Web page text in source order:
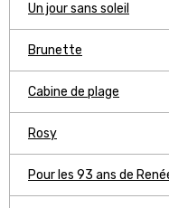
Un jour sans soleil
Brunette
Cabine de plage
Rosy
Pour les 93 ans de